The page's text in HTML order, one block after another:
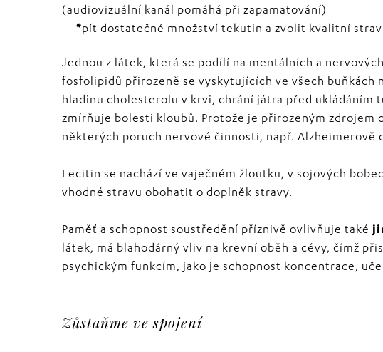
(audiovizuální kanál pomáhá při zapamatování)
*pít dostatečné množství tekutin a zvolit kvalitní
Jednou z látek, která se podílí na mentálních a
fosfolipidů přirozeně se vyskytujících ve všech buňkách
hladinu cholesterolu v krvi, chrání játra před
zmírňuje bolesti kloubů. Protože je přirozeným
některých poruch nervové činnosti, např. Alzheimerově
Lecitin se nachází ve vaječném žloutku, v sojových
vhodné stravu obohatit o doplněk stravy.
Paměť a schopnost soustředění příznivě ovlivňuje také
látek, má blahodárný vliv na krevní oběh a cévy, čímž
psychickým funkcím, jako je schopnost koncentrace,
Zůstaňme ve spojení